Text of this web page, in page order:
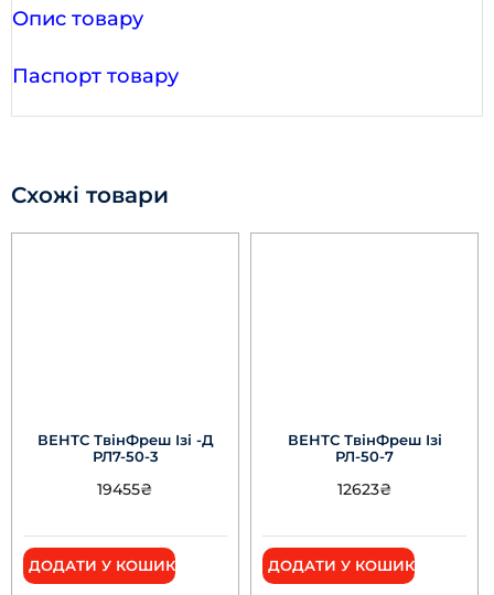
Опис товару
Паспорт товару
Схожі товари
ВЕНТС ТвінФреш Ізі -Д
РЛ7-50-3
19455₴
ДОДАТИ У КОШИК
ВЕНТС ТвінФреш Ізі
РЛ-50-7
12623₴
ДОДАТИ У КОШИК